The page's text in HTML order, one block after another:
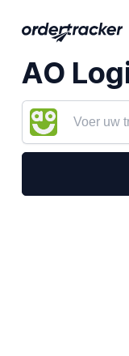
AO